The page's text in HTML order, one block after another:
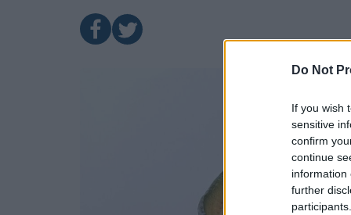
Do Not
If you wish
sensitive
confirm
continue
information
further